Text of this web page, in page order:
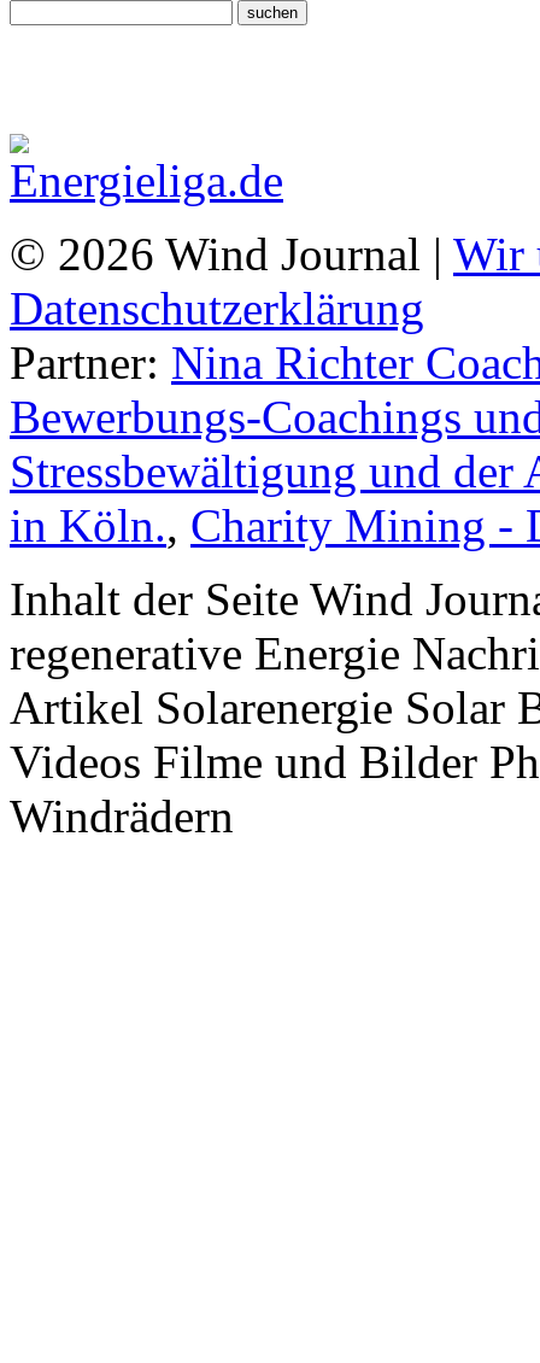
© 2026 Wind Journal | Wir
Datenschutzerklärung
Partner: Nina Richter
Bewerbungs-Coachings
Stressbewältigung und
in Köln., Charity Mining -
Inhalt der Seite Wind
regenerative Energie
Artikel Solarenergie Solar
Videos Filme und Bilder
Windrädern